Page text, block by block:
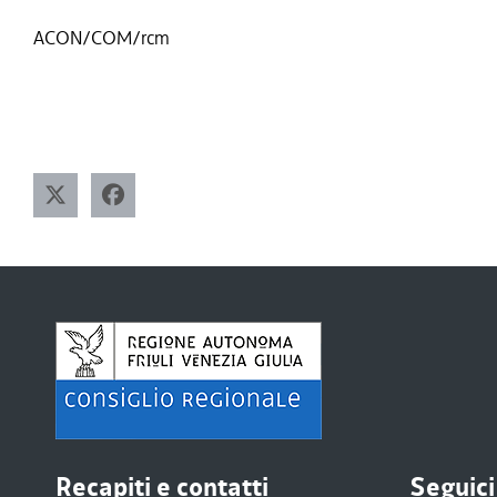
ACON/COM/rcm
Recapiti e contatti